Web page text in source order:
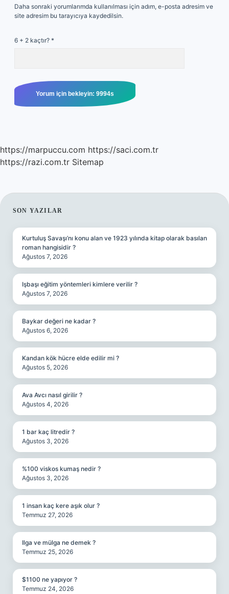
Daha sonraki yorumlarımda kullanılması için adım, e-posta adresim ve
site adresim bu tarayıcıya kaydedilsin.
6 + 2 kaçtır? *
https://marpuccu.com https://saci.com.tr
https://razi.com.tr Sitemap
SIDEBAR
SON YAZILAR
Kurtuluş Savaşı’nı konu alan ve 1923 yılında kitap olarak basılan
roman hangisidir ?
Ağustos 7, 2026
Işbaşı eğitim yöntemleri kimlere verilir ?
Ağustos 7, 2026
Baykar değeri ne kadar ?
Ağustos 6, 2026
Kandan kök hücre elde edilir mi ?
Ağustos 5, 2026
Ava Avcı nasıl girilir ?
Ağustos 4, 2026
1 bar kaç litredir ?
Ağustos 3, 2026
%100 viskos kumaş nedir ?
Ağustos 3, 2026
1 insan kaç kere aşık olur ?
Temmuz 27, 2026
Ilga ve mülga ne demek ?
Temmuz 25, 2026
$1100 ne yapıyor ?
Temmuz 24, 2026